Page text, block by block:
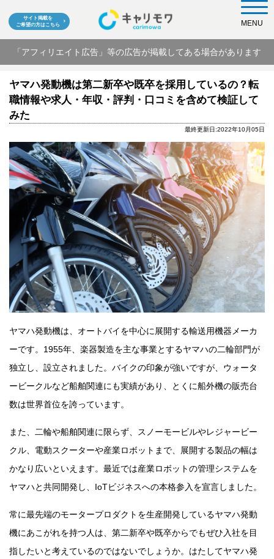
サイト掲載を
ご希望の方はこちら
「アフィリエイト広告」等の広告が掲載してある場合があります
MENU
ヤマハ発動機は第二新卒や既卒を採用しているの？転
職情報や求人・年収・評判・口コミを含めて検証して
みた
最終更新日:2022年10月05日
ヤマハ発動機は、オートバイを中心に展開する輸送用機器メーカ
ーです。1955年、楽器製造を主な事業とするヤマハの二輪部門が
独立し、設立されました。バイクの印象が強いですが、ウォータ
ービークルなど船舶関連にも実績があり、とくに船外機の販売台
数は世界首位を誇っています。
また、二輪や船舶関連に限らず、スノーモービルやレジャービー
クル、電動スクーターや産業ロボットまで、展開する製品の幅は
かなり広いといえます。最近では産業ロボットの管理システムを
ヤマハと共同開発し、IoTビジネスへの本格参入を宣言しました。
常に最先端のモータープロダクトを生産開発しているヤマハ発動
機にあこがれを持つ人は、第二新卒や既卒からでもぜひ入社を目
指したいと考えているのではないでしょうか。はたしてヤマハ発